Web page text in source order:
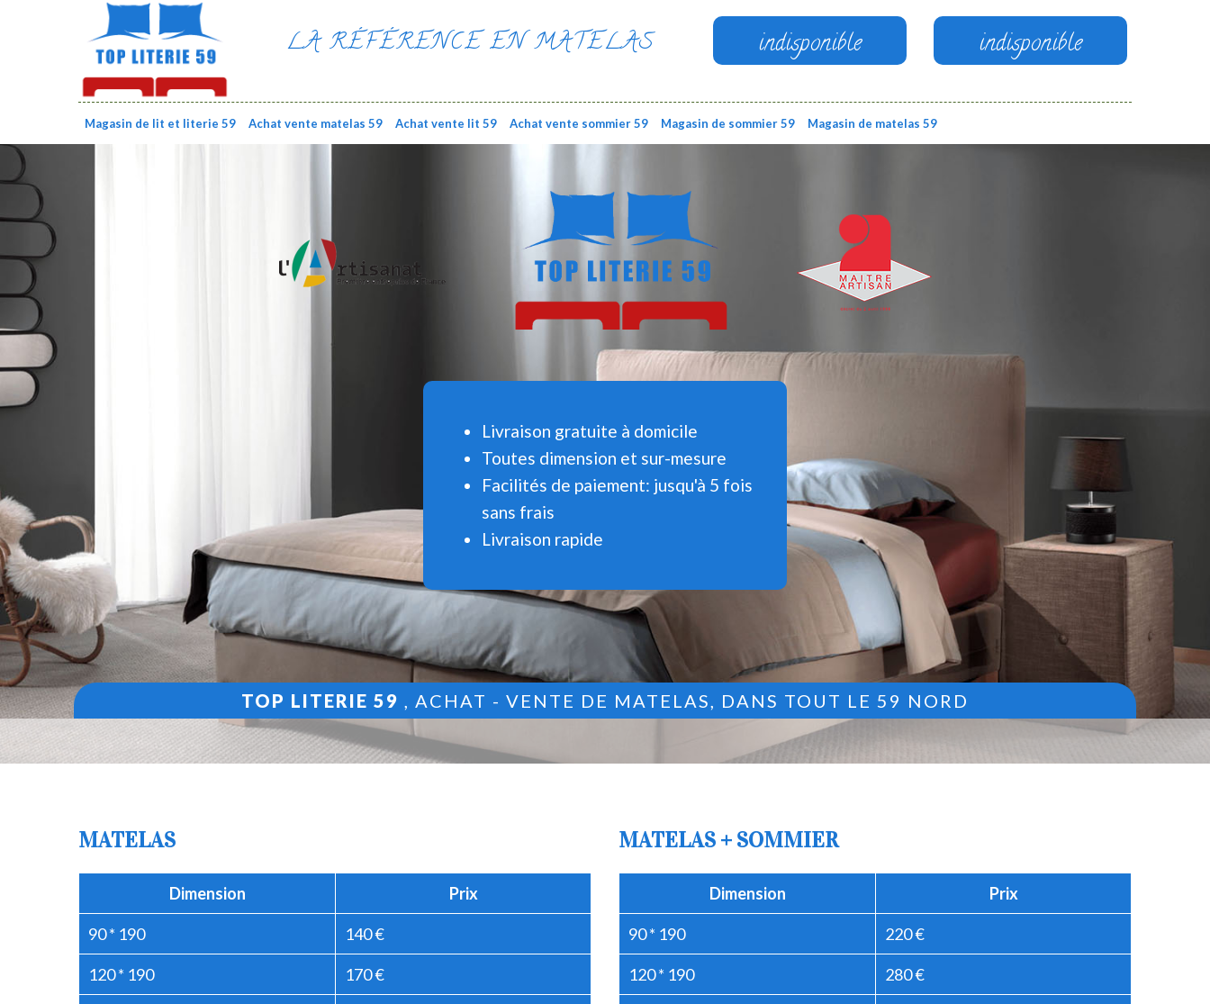
LA RÉFÉRENCE EN MATELAS indisponible indisponible
Magasin de lit et literie 59 Achat vente matelas 59 Achat vente lit 59 Achat vente sommier 59 Magasin de sommier 59 Magasin de matelas 59
Livraison gratuite à domicile
Toutes dimension et sur-mesure
Facilités de paiement: jusqu'à 5 fois
sans frais
Livraison rapide
TOP LITERIE 59 , ACHAT - VENTE DE MATELAS, DANS TOUT LE 59 NORD
MATELAS
Dimension Prix
90 * 190 140 €
120 * 190 170 €
MATELAS + SOMMIER
Dimension Prix
90 * 190 220 €
120 * 190 280 €